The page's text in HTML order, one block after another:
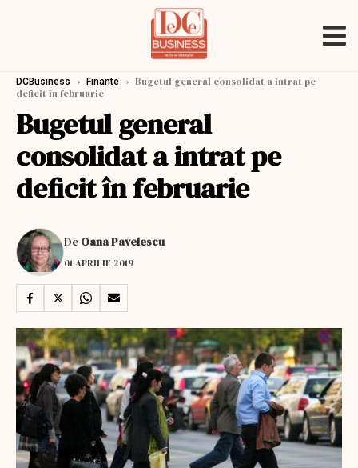
DCBusiness › Finante › Bugetul general consolidat a intrat pe
deficit în februarie
Bugetul general
consolidat a intrat pe
deficit în februarie
De Oana Pavelescu
01 APRILIE 2019